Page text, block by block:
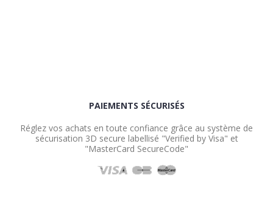
PAIEMENTS SÉCURISÉS
Réglez vos achats en toute confiance grâce au système de
sécurisation 3D secure labellisé "Verified by Visa" et
"MasterCard SecureCode"